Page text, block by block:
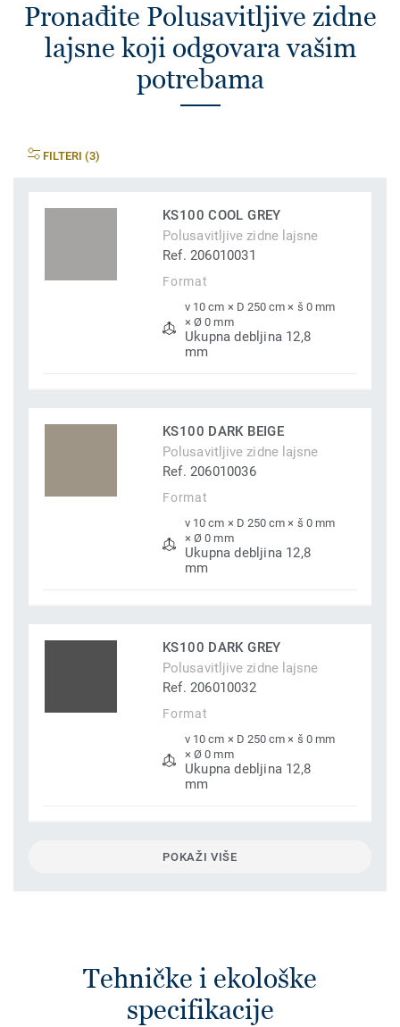
Pronađite Polusavitljive zidne
lajsne koji odgovara vašim
potrebama
FILTERI (3)
KS100 COOL GREY
Polusavitljive zidne lajsne
Ref. 206010031
Format
v 10 cm × D 250 cm × š 0 mm
× Ø 0 mm
Ukupna debljina 12,8
mm
KS100 DARK BEIGE
Polusavitljive zidne lajsne
Ref. 206010036
Format
v 10 cm × D 250 cm × š 0 mm
× Ø 0 mm
Ukupna debljina 12,8
mm
KS100 DARK GREY
Polusavitljive zidne lajsne
Ref. 206010032
Format
v 10 cm × D 250 cm × š 0 mm
× Ø 0 mm
Ukupna debljina 12,8
mm
POKAŽI VIŠE
Tehničke i ekološke
specifikacije